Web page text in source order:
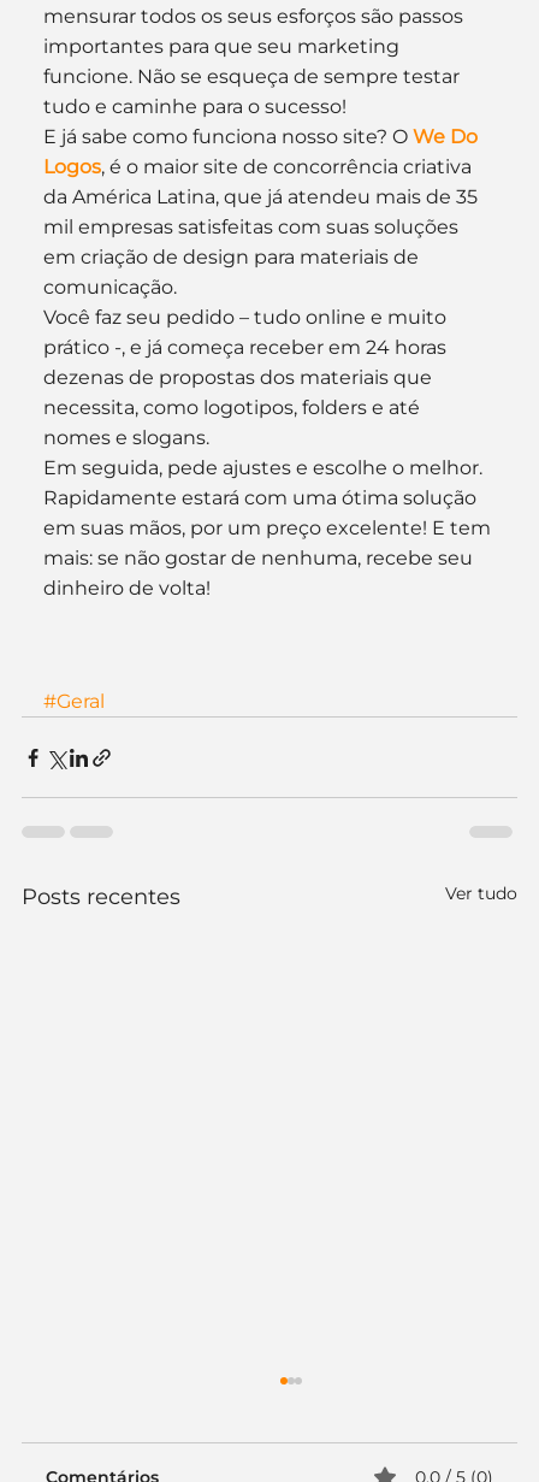
mensurar todos os seus esforços são passos
importantes para que seu marketing
funcione. Não se esqueça de sempre testar
tudo e caminhe para o sucesso!
E já sabe como funciona nosso site? O We Do
Logos, é o maior site de concorrência criativa
da América Latina, que já atendeu mais de 35
mil empresas satisfeitas com suas soluções
em criação de design para materiais de
comunicação.
Você faz seu pedido – tudo online e muito
prático -, e já começa receber em 24 horas
dezenas de propostas dos materiais que
necessita, como logotipos, folders e até
nomes e slogans.
Em seguida, pede ajustes e escolhe o melhor.
Rapidamente estará com uma ótima solução
em suas mãos, por um preço excelente! E tem
mais: se não gostar de nenhuma, recebe seu
dinheiro de volta!
#Geral
Posts recentes Ver tudo
Comentários 0.0 / 5 (0)